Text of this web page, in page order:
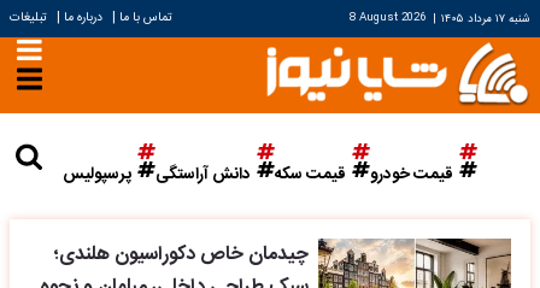
شنبه ۱۷ مرداد ۱۴۰۵ |
8 August 2026 تماس با ما | درباره ما | تبلیغات
قیمت خودرو قیمت سکه دانش آراستگی پرسپولیس
چیدمان خاص دکوراسیون هلندی؛